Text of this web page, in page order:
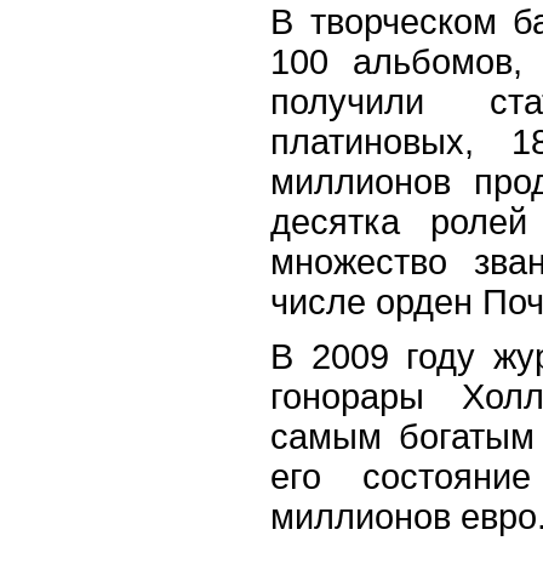
В творческом
100
получили
платиновых,
миллионов
десятка
множество
числе орден
В 2009 году
гонорары
самым
его
миллионов